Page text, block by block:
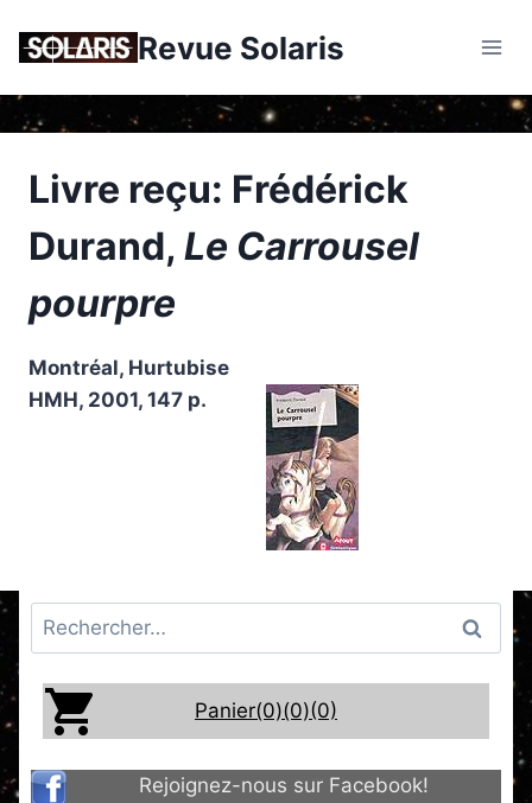
Revue Solaris
Livre reçu: Frédérick
Durand, Le Carrousel
pourpre
Montréal, Hurtubise
HMH, 2001, 147 p.
Rechercher :
Panier(0)(0)(0)
Rejoignez-nous sur Facebook!